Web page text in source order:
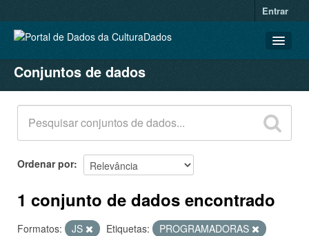
Entrar
CONJUNTOS DE DADOS
ORGANIZAÇÕES
GRUPOS
SOBRE
Conjuntos de dados
Ordenar por
1 conjunto de dados encontrado
Formatos: JS Etiquetas:
PROGRAMADORAS